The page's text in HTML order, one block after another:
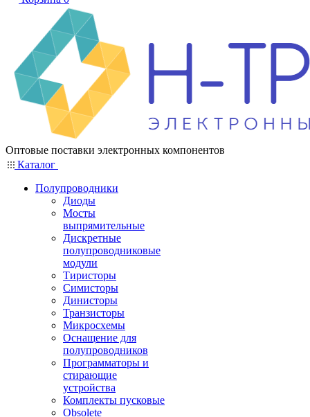
Оптовые поставки электронных компонентов
Каталог
Полупроводники
Диоды
Мосты
выпрямительные
Дискретные
полупроводниковые
модули
Тиристоры
Симисторы
Динисторы
Транзисторы
Микросхемы
Оснащение для
полупроводников
Программаторы и
стирающие
устройства
Комплекты пусковые
Obsolete